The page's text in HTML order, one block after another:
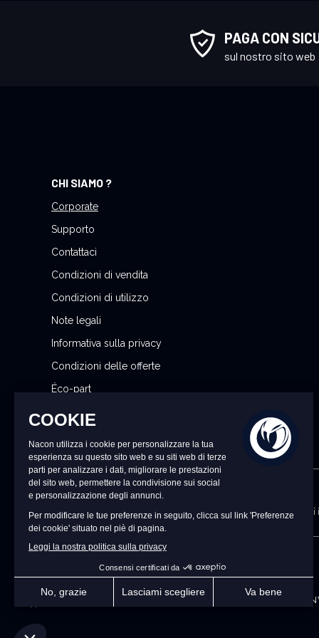
t
i
PAGA CON
sul nostro sito web
CHI SIAMO ?
Corporate
Supporto
Contattaci
Condizioni di vendita
Condizioni di utilizzo
Note legali
Informativa sulla privacy
Condizioni delle offerte
Éco-part
Gestisci le mie preferenze sui cookie
CONTATTACI
dalle 9:00 alle 18:00 dal lunedì al venerdì
IT ©2026 – Nacon |